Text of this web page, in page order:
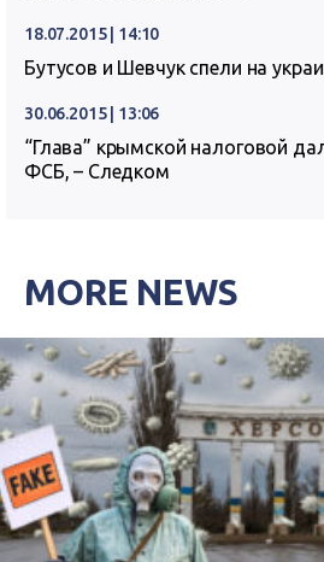
18.07.2015 | 14:10
Бутусов и Шевчук спели на
30.06.2015 | 13:06
“Глава” крымской налоговой
ФСБ, – Следком
MORE NEWS